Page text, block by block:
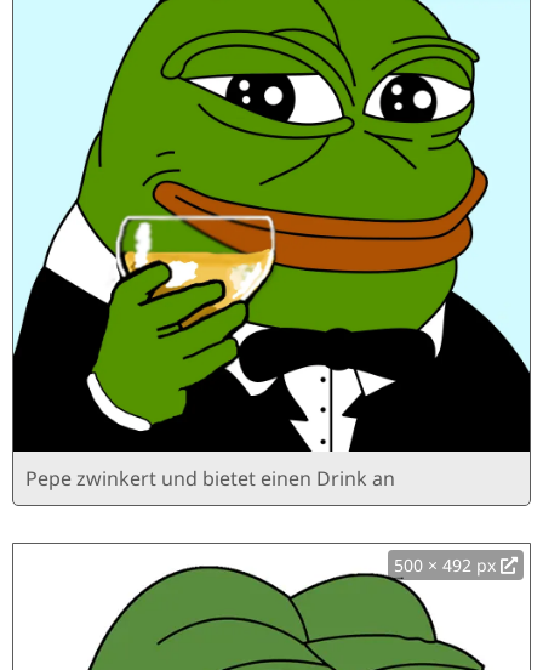
Pepe zwinkert und bietet einen Drink an
500 × 492 px